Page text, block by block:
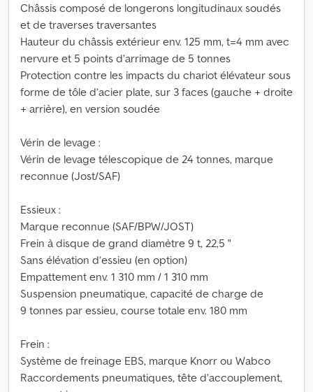
Châssis composé de longerons longitudinaux soudés
et de traverses traversantes
Hauteur du châssis extérieur env. 125 mm, t=4 mm avec
nervure et 5 points d’arrimage de 5 tonnes
Protection contre les impacts du chariot élévateur sous
forme de tôle d’acier plate, sur 3 faces (gauche + droite
+ arrière), en version soudée
Vérin de levage :
Vérin de levage télescopique de 24 tonnes, marque
reconnue (Jost/SAF)
Essieux :
Marque reconnue (SAF/BPW/JOST)
Frein à disque de grand diamètre 9 t, 22,5 "
Sans élévation d’essieu (en option)
Empattement env. 1 310 mm / 1 310 mm
Suspension pneumatique, capacité de charge de
9 tonnes par essieu, course totale env. 180 mm
Frein :
Système de freinage EBS, marque Knorr ou Wabco
Raccordements pneumatiques, tête d’accouplement,